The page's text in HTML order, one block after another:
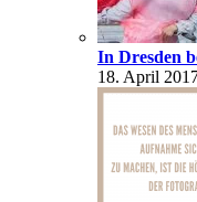
In Dresden
18. April